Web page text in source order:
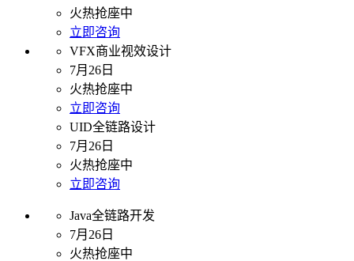
火热抢座中
立即咨询
VFX商业视效设计
7月26日
火热抢座中
立即咨询
UID全链路设计
7月26日
火热抢座中
立即咨询
Java全链路开发
7月26日
火热抢座中